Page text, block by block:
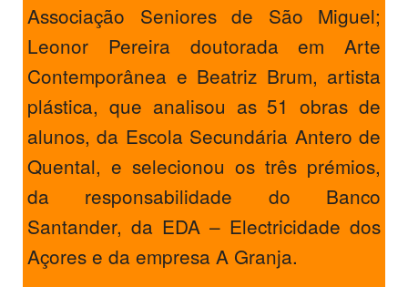
Associação Seniores de São Miguel;
Leonor Pereira doutorada em Arte
Contemporânea e Beatriz Brum, artista
plástica, que analisou as 51 obras de
alunos, da Escola Secundária Antero de
Quental, e selecionou os três prémios,
da responsabilidade do Banco
Santander, da EDA – Electricidade dos
Açores e da empresa A Granja.